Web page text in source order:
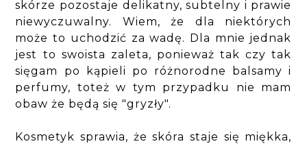
skórze pozostaje delikatny, subtelny i prawie
niewyczuwalny. Wiem, że dla niektórych
może to uchodzić za wadę. Dla mnie jednak
jest to swoista zaleta, ponieważ tak czy tak
sięgam po kąpieli po różnorodne balsamy i
perfumy, toteż w tym przypadku nie mam
obaw że będą się "gryzły".
Kosmetyk sprawia, że skóra staje się miękka,